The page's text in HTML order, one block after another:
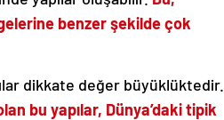
benzer şekilde çok
dikkate değer büyüklüktedir.
bu yapılar, Dünya’daki tipik